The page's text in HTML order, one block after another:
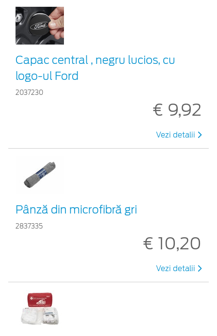
Capac central , negru lucios, cu
logo-ul Ford
2037230
€ 9,92
Vezi detalii
Pânză din microfibră gri
2837335
€ 10,20
Vezi detalii